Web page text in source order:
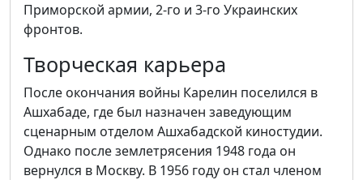
Приморской армии, 2-го и 3-го Украинских
фронтов.
Творческая карьера
После окончания войны Карелин поселился в
Ашхабаде, где был назначен заведующим
сценарным отделом Ашхабадской киностудии.
Однако после землетрясения 1948 года он
вернулся в Москву. В 1956 году он стал членом